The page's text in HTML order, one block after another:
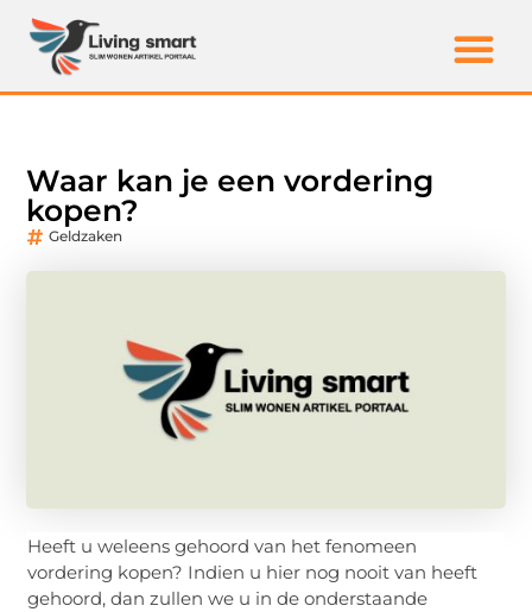
Waar kan je een vordering
kopen?
Geldzaken
Heeft u weleens gehoord van het fenomeen
vordering kopen? Indien u hier nog nooit van heeft
gehoord, dan zullen we u in de onderstaande